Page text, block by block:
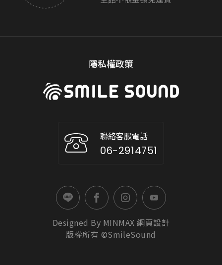
隱私權政策
聯絡客服電話
06-2914751
Designed By MINMAX 網頁設計
版權所有 ©SmileSound